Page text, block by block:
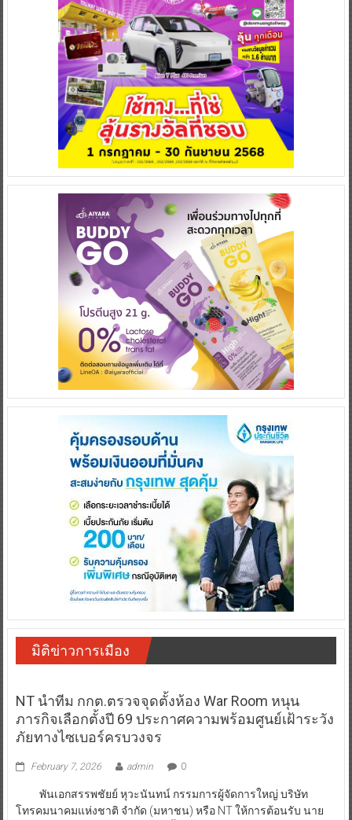
มิติข่าวการเมือง
NT นำทีม กกต.ตรวจจุดตั้งห้อง War Room หนุน
ภารกิจเลือกตั้งปี 69 ประกาศความพร้อมศูนย์เฝ้าระวัง
ภัยทางไซเบอร์ครบวงจร
February 7, 2026 admin 0
พันเอกสรรพชัยย์ หุวะนันทน์ กรรมการผู้จัดการใหญ่ บริษัท
โทรคมนาคมแห่งชาติ จำกัด (มหาชน) หรือ NT ให้การต้อนรับ นาย